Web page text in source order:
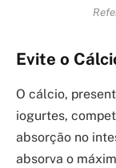
Evite o
O cálcio,
iogurtes,
absorção no
absorva o